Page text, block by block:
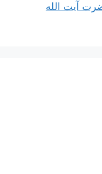
آیت الله